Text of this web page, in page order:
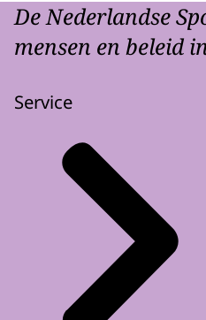
De Nederlandse
mensen en beleid
Service